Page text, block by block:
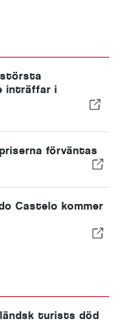
största
inträffar i
förväntas
Castelo kommer
turists död